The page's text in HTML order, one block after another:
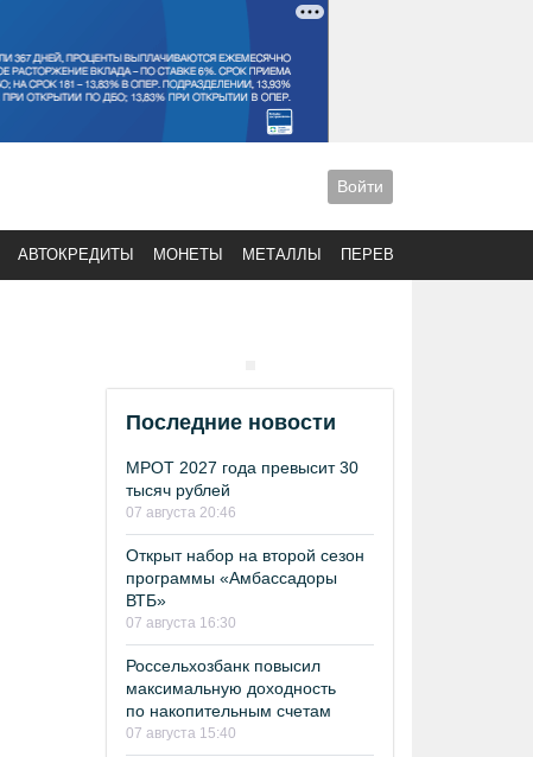
Войти
АВТОКРЕДИТЫ МОНЕТЫ МЕТАЛЛЫ ПЕРЕВОДЫ
Последние новости
МРОТ 2027 года превысит 30
тысяч рублей
07 августа 20:46
Открыт набор на второй сезон
программы «Амбассадоры
ВТБ»
07 августа 16:30
Россельхозбанк повысил
максимальную доходность
по накопительным счетам
07 августа 15:40